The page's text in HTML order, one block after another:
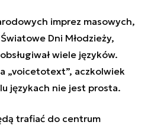
imprez masowych,
Dni Młodzieży,
wiele języków.
„voicetotext”, aczkolwiek
językach nie jest prosta.
trafiać do centrum